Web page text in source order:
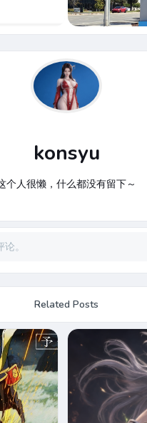
konsyu
个人很懒，什么都没有留下～
。
Related Posts